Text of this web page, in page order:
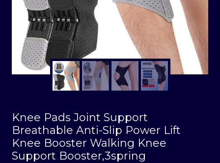
Knee Pads Joint Support
Breathable Anti-Slip Power Lift
Knee Booster Walking Knee
Support Booster,3spring